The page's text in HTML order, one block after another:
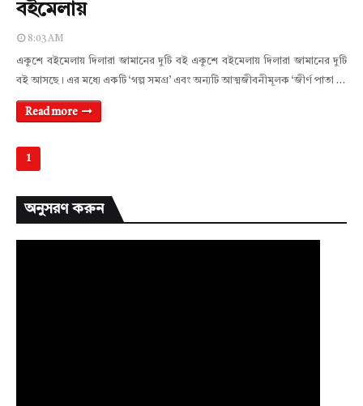
বইমেলায়
8:03 AM
একুশে বইমেলায় দিলারা জামানের দুটি বই একুশে বইমেলায় দিলারা জামানের দুটি
বই আসছে। এর মধ্যে একটি ‘গল্প সমগ্র’ এবং অন্যটি আত্মজীবনীমূলক ‘জীর্ণ পাতা …
Read more
1
অনুসরণ করুন